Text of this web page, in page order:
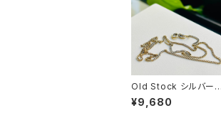
Old Stock シルバー9
25 GP ショートチェー
ン
¥9,680